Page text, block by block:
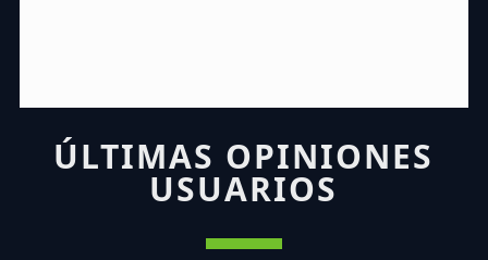
ÚLTIMAS OPINIONES
USUARIOS